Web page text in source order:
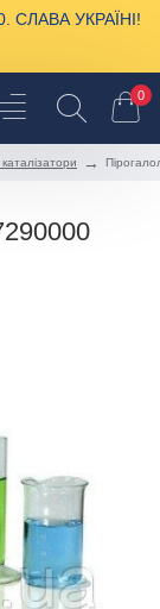
СЛАВА УКРАЇНІ!
0